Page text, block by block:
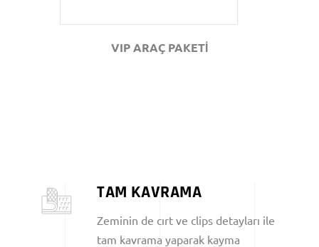
VIP ARAÇ PAKETİ
TAM KAVRAMA
Zeminin de cırt ve clips detayları ile
tam kavrama yaparak kayma